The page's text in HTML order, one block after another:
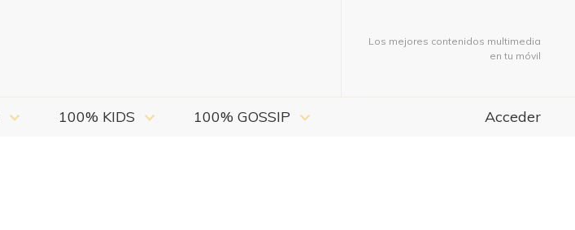
Los mejores contenidos multimedia
en tu móvil
100% KIDS 100% GOSSIP Acceder